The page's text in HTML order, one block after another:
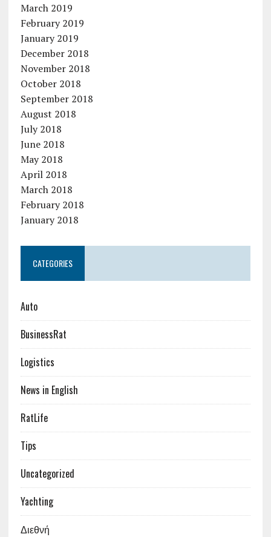
March 2019
February 2019
January 2019
December 2018
November 2018
October 2018
September 2018
August 2018
July 2018
June 2018
May 2018
April 2018
March 2018
February 2018
January 2018
CATEGORIES
Auto
BusinessRat
Logistics
News in English
RatLife
Tips
Uncategorized
Yachting
Διεθνή